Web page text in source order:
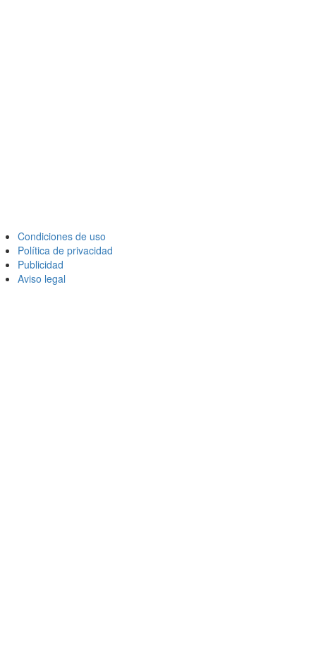
Condiciones de uso
Política de privacidad
Publicidad
Aviso legal